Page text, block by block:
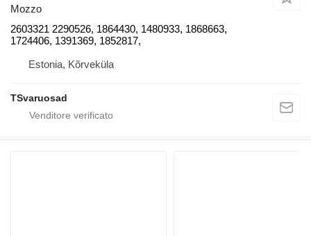
Mozzo
2603321 2290526, 1864430, 1480933, 1868663,
1724406, 1391369, 1852817,
Estonia, Kõrveküla
TSvaruosad